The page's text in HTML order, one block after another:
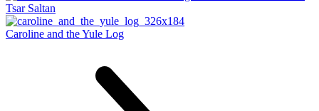
Tsar Saltan
Caroline and the Yule Log